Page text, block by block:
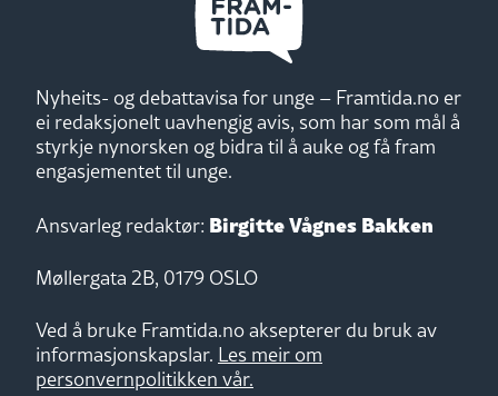
Nyheits- og debattavisa for unge – Framtida.no er
ei redaksjonelt uavhengig avis, som har som mål å
styrkje nynorsken og bidra til å auke og få fram
engasjementet til unge.
Ansvarleg redaktør: Birgitte Vågnes Bakken
Møllergata 2B, 0179 OSLO
Ved å bruke Framtida.no aksepterer du bruk av
informasjonskapslar. Les meir om
personvernpolitikken vår.